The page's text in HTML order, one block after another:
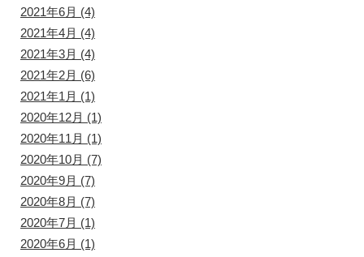
2021年6月 (4)
2021年4月 (4)
2021年3月 (4)
2021年2月 (6)
2021年1月 (1)
2020年12月 (1)
2020年11月 (1)
2020年10月 (7)
2020年9月 (7)
2020年8月 (7)
2020年7月 (1)
2020年6月 (1)